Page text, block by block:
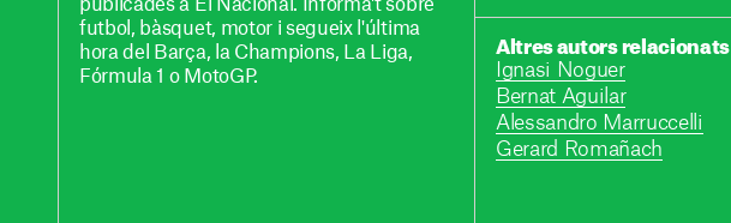
publicades a El Nacional. Informa't sobre
futbol, bàsquet, motor i segueix l'última
hora del Barça, la Champions, La Liga,
Fórmula 1 o MotoGP.
Altres autors relacionats
Ignasi Noguer
Bernat Aguilar
Alessandro Marruccelli
Gerard Romañach